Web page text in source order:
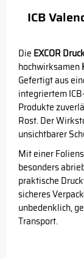
ICB
Die EXCOR
hochwirksamen
Gefertigt aus
integriertem
Produkte
Rost. Der
unsichtbarer
Mit einer
besonders
praktische
sicheres
unbedenklich,
Transport.